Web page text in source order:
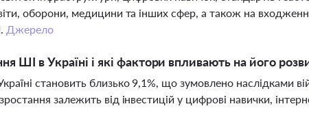
оборони, медицини та інших сфер, а також на
Джерело
ШІ в Україні і які фактори впливають на його
становить близько 9,1%, що зумовлено наслідками
залежить від інвестицій у цифрові навички,